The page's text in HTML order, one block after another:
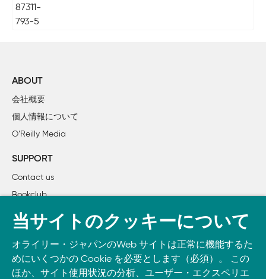
87311-
793-5
ABOUT
会社概要
個人情報について
O’Reilly Media
SUPPORT
Contact us
Bookclub
書籍注文
Take O’Reilly with you and learn anywhere, anytime on your
phone
and tablet.
当サイトのクッキーについて
オライリー・ジャパンのWeb サイトは正常に機能するた
めにいくつかの Cookie を必要とします（必須）。 この
ほか、サイト使用状況の分析、ユーザー・エクスペリエ